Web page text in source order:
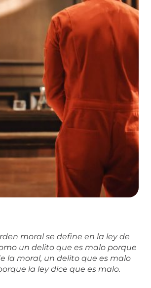
moral se define en la ley de
un delito que es malo porque
la moral, un delito que es malo
la ley dice que es malo.